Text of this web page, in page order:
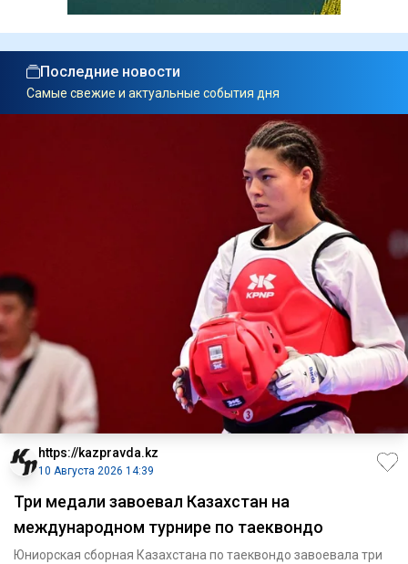
Последние новости
Самые свежие и актуальные события дня
https://kazpravda.kz
10 Августа 2026 14:39
Три медали завоевал Казахстан на
международном турнире по таеквондо
Юниорская сборная Казахстана по таеквондо завоевала три